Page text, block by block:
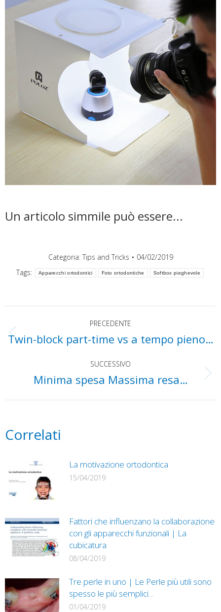
Un articolo simmile può essere...
Categoria: Tips and Tricks
04/02/2019
Tags:
Apparecchi ortodontici Foto ortodontiche Softbox pieghevole
Naviga
tra
post
PRECEDENTE
Post
Twin-block part-time vs a tempo pieno…
SUCCESSIVO
Prossimo
Minima spesa Massima resa…
Correlati
La motivazione ortodontica
15/04/2019
Fattori che influenzano la collaborazione
con gli apparecchi funzionali | La
cubicatura
08/04/2019
Tre perle in uno | Le Perle più utili sono
spesso le più semplici…
01/04/2019